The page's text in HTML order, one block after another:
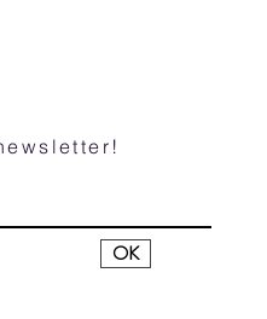
OK